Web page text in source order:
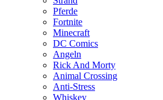
Pferde
Fortnite
Minecraft
DC Comics
Angeln
Rick And Morty
Animal Crossing
Anti-Stress
Whiskey